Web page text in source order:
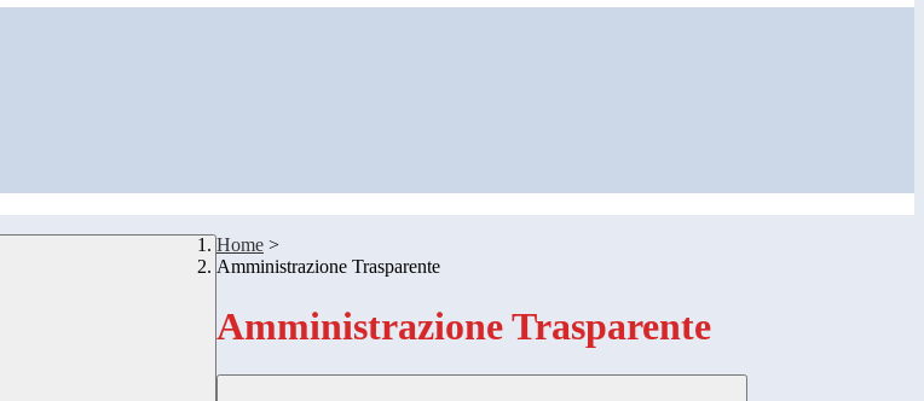
Home >
Amministrazione Trasparente
Amministrazione Trasparente